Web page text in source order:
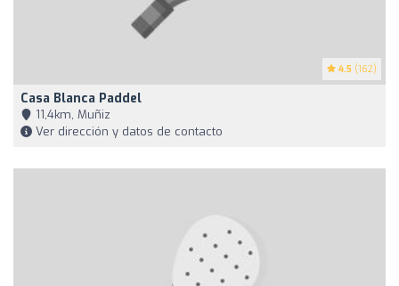
4.5 (162)
Casa Blanca Paddel
11,4km, Muñiz
Ver dirección y datos de contacto